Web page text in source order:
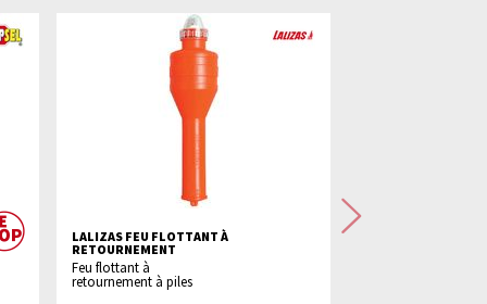
LALIZAS FEU FLOTTANT À
RETOURNEMENT
Feu flottant à
retournement à piles